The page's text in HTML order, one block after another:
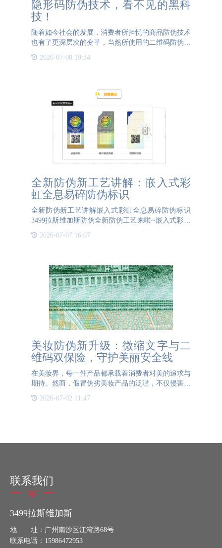
隐形码防伪技术，看不见的黑科
技！
随着如今社会的发展，消费者所担忧的商品防伪技术
也有了更深层次的变革，当然所使用的二维码防伪标
伪标签都是结合多种防伪技术制作而成，接下来就为
2026-07-08 19:34
全新防伪新工艺讲解：嵌入式彩
虹全息易碎防伪标识
全新防伪新工艺讲解嵌入式彩虹全息易碎防伪标识
3499拉斯维加斯防伪全新防伪工艺来啦~嵌入式彩虹
全息易碎防伪标识！将激光信息隐藏到标体中，在没
有揭开前激光信息不显现，只有在揭开后，剥落层及
2026-07-07 16:07
美妆防伪新升级：微缩文字与二
维码双保险，守护美丽安全线
在美妆界，每一件产品都承载着消费者对美的追求与
期待。然而，假冒伪劣美妆产品的泛滥，不仅侵害了
消费者的权益，更可能对消费者的皮肤健康造成不可
逆的损害。为了守护这份美丽与安全，美妆防伪技术
2026-07-02 11:47
联系我们
3499拉斯维加斯
地 址：广州南沙区江湾路68号
联系电话：15986472953